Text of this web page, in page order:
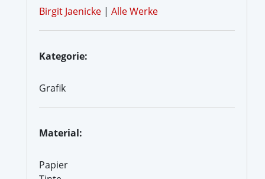
Birgit Jaenicke | Alle Werke
Kategorie:
Grafik
Material:
Papier